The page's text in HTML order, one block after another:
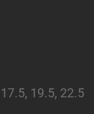
17.5, 19.5, 22.5